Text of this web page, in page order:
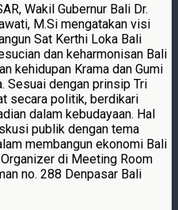
Wakil Gubernur Bali Dr.
M.Si mengatakan visi
Sat Kerthi Loka Bali
dan keharmonisan Bali
kehidupan Krama dan Gumi
Sesuai dengan prinsip Tri
secara politik, berdikari
dalam kebudayaan. Hal
publik dengan tema
membangun ekonomi Bali
di Meeting Room
no. 288 Denpasar Bali